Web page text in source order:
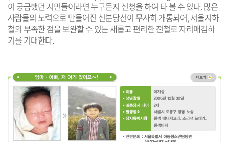
이 궁금했던 시민들이라면 누구든지 신청을 하여 타 볼 수 있다. 많은
사람들의 노력으로 만들어진 신분당선이 무사히 개통되어, 서울지하
철의 부족한 점을 보완할 수 있는 새롭고 편리한 전철로 자리매김하
기를 기대한다.